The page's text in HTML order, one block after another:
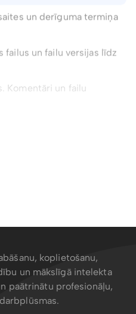
failus un failu versijas līdz
Komentāri un failu
ar tikai skatīšanas piekļuvi
tagus un EXIF ​​datus
koplietošanu,
un mākslīgā intelekta
paātrinātu profesionāļu,